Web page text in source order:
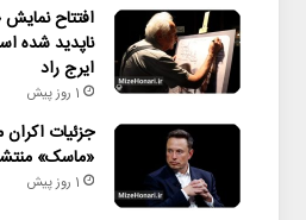
افتتاح
ناپدید شده
ایرج راد
1 روز پیش
جزئیات
«ماسک»
1 روز پیش